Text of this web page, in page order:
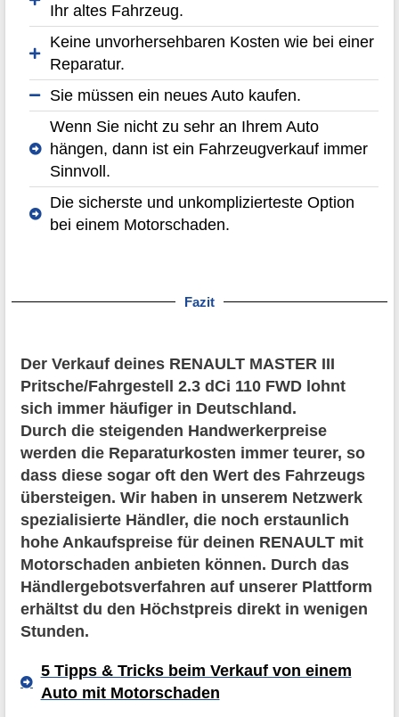
Ihr altes Fahrzeug.
Keine unvorhersehbaren Kosten wie bei einer
Reparatur.
Sie müssen ein neues Auto kaufen.
Wenn Sie nicht zu sehr an Ihrem Auto
hängen, dann ist ein Fahrzeugverkauf immer
Sinnvoll.
Die sicherste und unkomplizierteste Option
bei einem Motorschaden.
Fazit
Der Verkauf deines RENAULT MASTER III
Pritsche/Fahrgestell 2.3 dCi 110 FWD lohnt
sich immer häufiger in Deutschland.
Durch die steigenden Handwerkerpreise
werden die Reparaturkosten immer teurer, so
dass diese sogar oft den Wert des Fahrzeugs
übersteigen. Wir haben in unserem Netzwerk
spezialisierte Händler, die noch erstaunlich
hohe Ankaufspreise für deinen RENAULT mit
Motorschaden anbieten können. Durch das
Händlergebotsverfahren auf unserer Plattform
erhältst du den Höchstpreis direkt in wenigen
Stunden.
5 Tipps & Tricks beim Verkauf von einem
Auto mit Motorschaden